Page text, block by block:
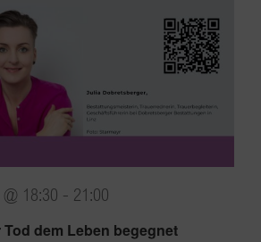
Tod dem Leben begegnet
18:30 - 21:00